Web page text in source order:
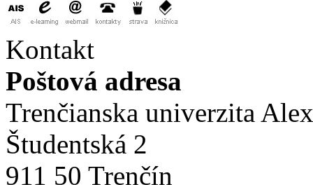
Kontakt
Poštová adresa
Trenčianska univerzita
Študentská 2
911 50 Trenčín